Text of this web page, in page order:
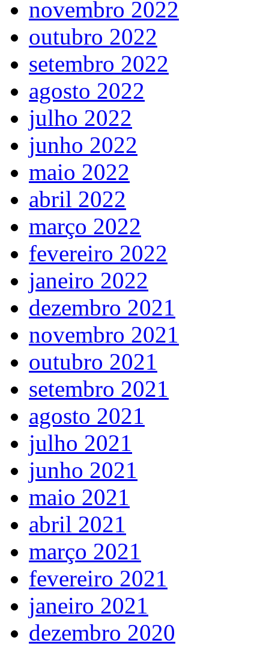
novembro 2022
outubro 2022
setembro 2022
agosto 2022
julho 2022
junho 2022
maio 2022
abril 2022
março 2022
fevereiro 2022
janeiro 2022
dezembro 2021
novembro 2021
outubro 2021
setembro 2021
agosto 2021
julho 2021
junho 2021
maio 2021
abril 2021
março 2021
fevereiro 2021
janeiro 2021
dezembro 2020